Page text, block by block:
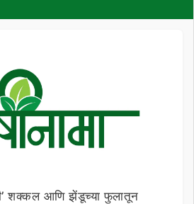
शक्कल आणि झेंडूच्या फुलातून